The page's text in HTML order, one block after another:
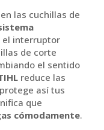
las cuchillas de
el interruptor
de corte
el sentido
reduce las
así tus
que
cómodamente.